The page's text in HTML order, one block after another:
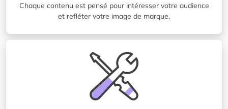
Chaque contenu est pensé pour intéresser votre audience
et refléter votre image de marque.